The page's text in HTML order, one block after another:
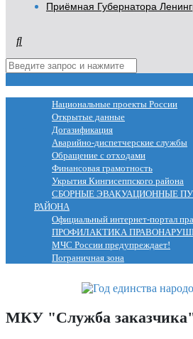
Приёмная Губернатора
Национальные проекты России
Открытые данные
Догазификация
Аварийно-диспетчерские службы
Обращение с отходами
Финансовая грамотность
Укрытия Кингисеппского района
СБОРНЫЕ ЭВАКУАЦИОННЫЕ
РАЙОНА
Официальный интернет-портал
ПРОФИЛАКТИКА
МЧС России предупреждает!
Пограничная зона
МКУ "Служба